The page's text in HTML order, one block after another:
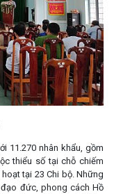
11.270 nhân khẩu, gồm
thiểu số tại chỗ chiếm
tại 23 Chi bộ. Những
đức, phong cách Hồ